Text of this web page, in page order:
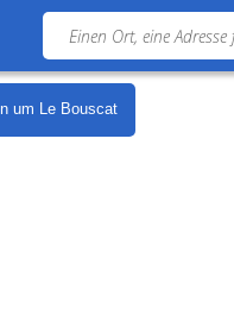
Mehr Sehenswürdigkeiten um Le Bouscat